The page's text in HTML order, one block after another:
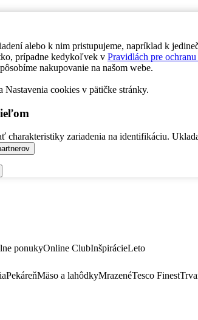
alebo k nim pristupujeme, napríklad k
prípadne kedykoľvek v Pravidlách pre
nakupovanie na našom webe.
cookies v pätičke stránky.
zariadenia na identifikáciu.
ponukyOnline ClubInšpirácieLeto
PekáreňMäso a lahôdkyMrazenéTesco Finest